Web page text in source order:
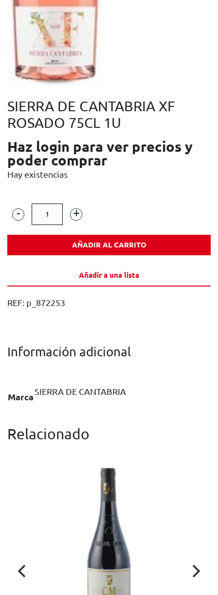
SIERRA DE CANTABRIA XF
ROSADO 75CL 1U
Haz login para ver precios y
poder comprar
Hay existencias
SIERRA
DE
1U
AÑADIR AL CARRITO
Añadir a una lista
REF: p_872253
Información adicional
Marca
SIERRA DE CANTABRIA
Relacionado